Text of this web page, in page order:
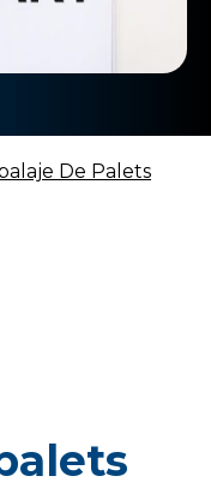
De Palets